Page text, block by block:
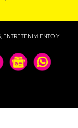
ENTRETENIMIENTO Y